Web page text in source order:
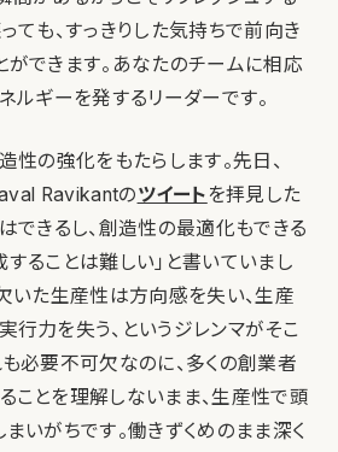
ても、すっきりした気持ちで前向き
ができます。あなたのチームに相応
ルギーを発するリーダーです。
性の強化をもたらします。先日、
Ravikantのツイート を拝見した
できるし、創造性の最適化もできる
ることは難しい」と書いていまし
いた生産性は方向感を失い、生産
力を失う、というジレンマがそこ
必要不可欠なのに、多くの創業者
ことを理解しないまま、生産性で頭
いがちです。働きずくめのまま深く